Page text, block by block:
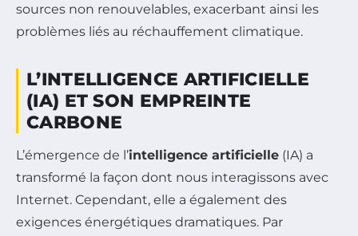
sources non renouvelables, exacerbant ainsi les
problèmes liés au réchauffement climatique.
L’INTELLIGENCE ARTIFICIELLE
(IA) ET SON EMPREINTE
CARBONE
L’émergence de l’intelligence artificielle (IA) a
transformé la façon dont nous interagissons avec
Internet. Cependant, elle a également des
exigences énergétiques dramatiques. Par